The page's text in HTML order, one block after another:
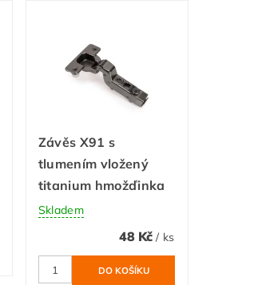
Závěs X91 s
tlumením vložený
titanium hmožďinka
Skladem
48 Kč/ ks